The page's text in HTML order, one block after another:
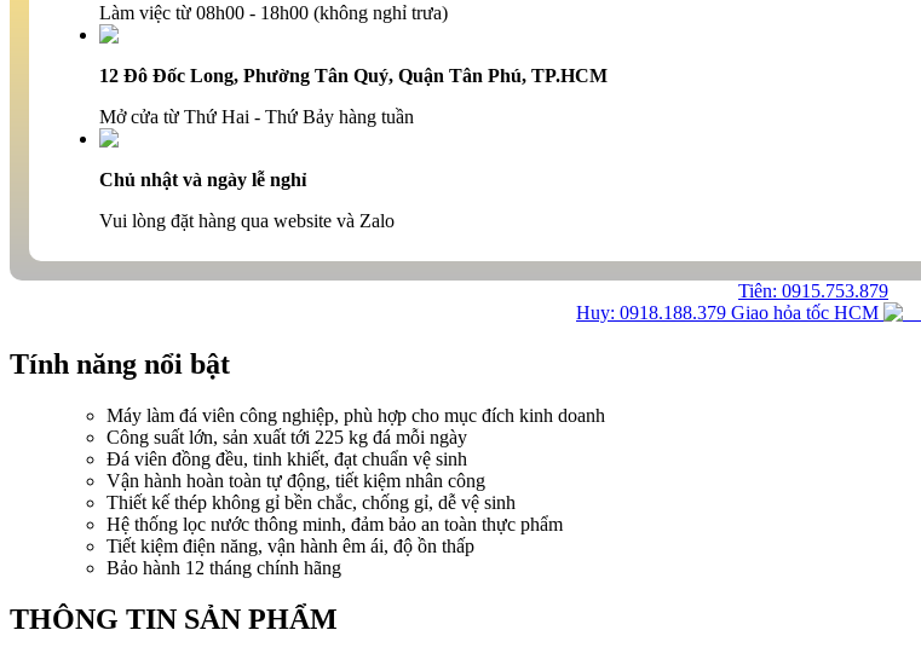
Làm việc từ 08h00 - 18h00 (không nghỉ trưa)
12 Đô Đốc Long, Phường Tân Quý, Quận Tân Phú, TP.HCM
Mở cửa từ Thứ Hai - Thứ Bảy hàng tuần
Chủ nhật và ngày lễ nghỉ
Vui lòng đặt hàng qua website và Zalo
Tiên: 0915.753.879
Huy: 0918.188.379 Giao hỏa tốc HCM
Tính năng nổi bật
Máy làm đá viên công nghiệp, phù hợp cho mục đích kinh doanh
Công suất lớn, sản xuất tới 225 kg đá mỗi ngày
Đá viên đồng đều, tinh khiết, đạt chuẩn vệ sinh
Vận hành hoàn toàn tự động, tiết kiệm nhân công
Thiết kế thép không gỉ bền chắc, chống gỉ, dễ vệ sinh
Hệ thống lọc nước thông minh, đảm bảo an toàn thực phẩm
Tiết kiệm điện năng, vận hành êm ái, độ ồn thấp
Bảo hành 12 tháng chính hãng
THÔNG TIN SẢN PHẨM